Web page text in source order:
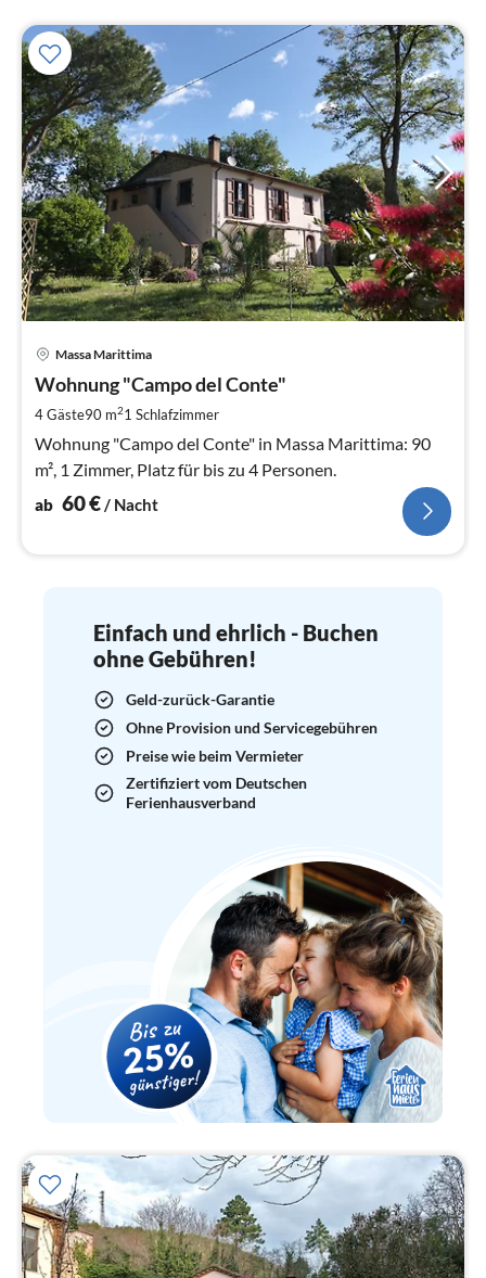
Massa Marittima
Wohnung "Campo del Conte"
4 Gäste90 m21 Schlafzimmer
Wohnung "Campo del Conte" in Massa Marittima: 90
m², 1 Zimmer, Platz für bis zu 4 Personen.
ab 60€/ Nacht
Einfach und ehrlich - Buchen
ohne Gebühren!
Geld-zurück-Garantie
Ohne Provision und Servicegebühren
Preise wie beim Vermieter
Zertifiziert vom Deutschen
Ferienhausverband